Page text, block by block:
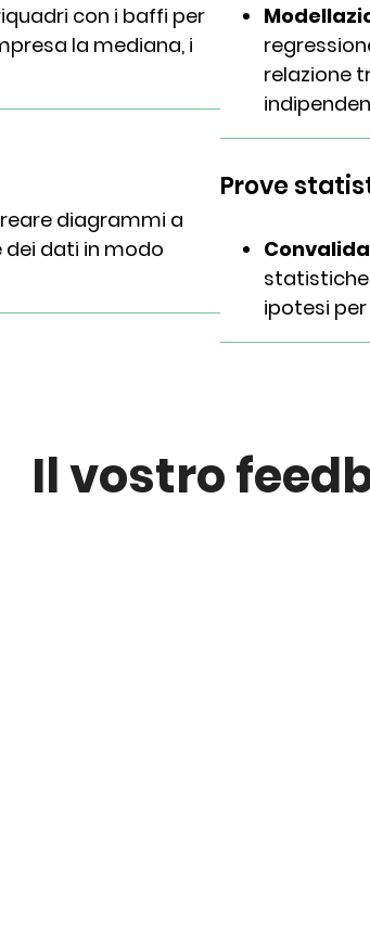
con i baffi per
la mediana, i
diagrammi a
dati in modo
relazione
Prove
statistiche
ipotesi
Il vostro